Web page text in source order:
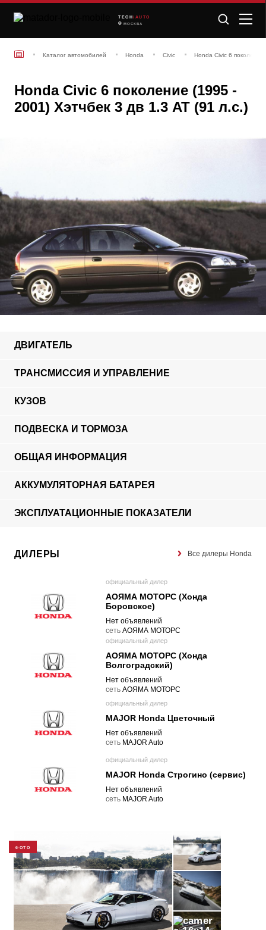
TECH /AUTO
МОСКВА
Каталог автомобилей Honda Civic Honda Civic 6
Honda Civic 6 поколение (1995 -
2001) Хэтчбек 3 дв 1.3 AT (91 л.с.)
ДВИГАТЕЛЬ
ТРАНСМИССИЯ И УПРАВЛЕНИЕ
КУЗОВ
ПОДВЕСКА И ТОРМОЗА
ОБЩАЯ ИНФОРМАЦИЯ
АККУМУЛЯТОРНАЯ БАТАРЕЯ
ЭКСПЛУАТАЦИОННЫЕ ПОКАЗАТЕЛИ
ДИЛЕРЫ Все дилеры Honda
официальный дилер
АОЯМА МОТОРС (Хонда
Боровское)
Нет объявлений
cеть АОЯМА МОТОРС
официальный дилер
АОЯМА МОТОРС (Хонда
Волгоградский)
Нет объявлений
cеть АОЯМА МОТОРС
официальный дилер
MAJOR Honda Цветочный
Нет объявлений
cеть MAJOR Auto
официальный дилер
MAJOR Honda Строгино (сервис)
Нет объявлений
cеть MAJOR Auto
ФОТО